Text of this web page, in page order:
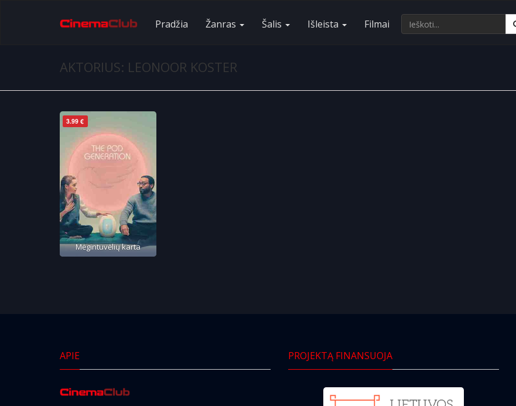
Pradžia Žanras Šalis Išleista Filmai
AKTORIUS: LEONOOR KOSTER
3.99 €
Mėgintuvėlių karta
APIE PROJEKTĄ FINANSUOJA